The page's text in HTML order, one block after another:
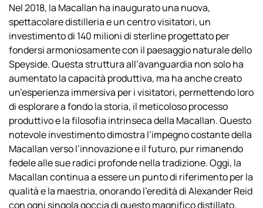
Nel 2018, la Macallan ha inaugurato una nuova,
spettacolare distilleria e un centro visitatori, un
investimento di 140 milioni di sterline progettato per
fondersi armoniosamente con il paesaggio naturale dello
Speyside. Questa struttura all’avanguardia non solo ha
aumentato la capacità produttiva, ma ha anche creato
un’esperienza immersiva per i visitatori, permettendo loro
di esplorare a fondo la storia, il meticoloso processo
produttivo e la filosofia intrinseca della Macallan. Questo
notevole investimento dimostra l’impegno costante della
Macallan verso l’innovazione e il futuro, pur rimanendo
fedele alle sue radici profonde nella tradizione. Oggi, la
Macallan continua a essere un punto di riferimento per la
qualità e la maestria, onorando l’eredità di Alexander Reid
con ogni singola goccia di questo magnifico distillato.